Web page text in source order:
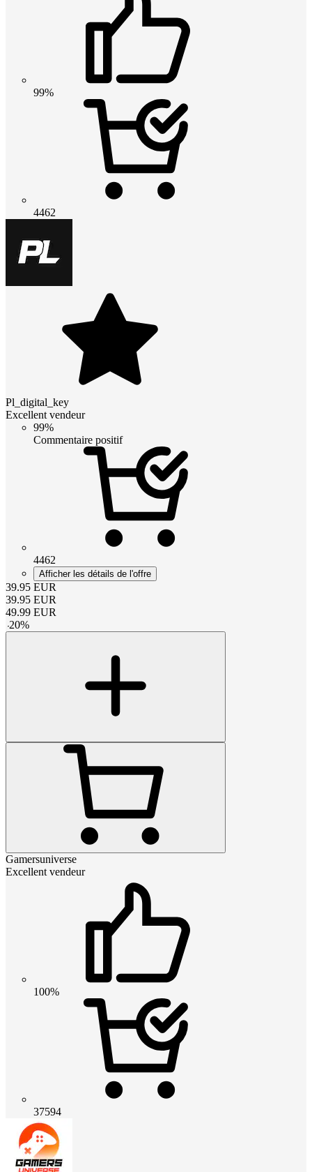
99%
4462
Pl_digital_key
Excellent vendeur
99%
Commentaire positif
4462
Afficher les détails de l'offre
39.95 EUR
39.95 EUR
49.99 EUR
-20%
Gamersuniverse
Excellent vendeur
100%
37594